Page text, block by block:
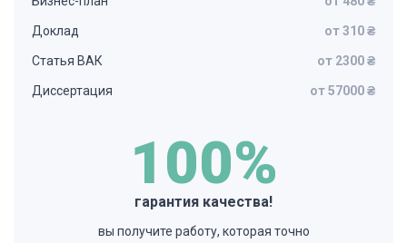
Доклад от 310 ₴
Статья ВАК от 2300 ₴
Диссертация от 57000 ₴
100%
гарантия качества!
вы получите работу, которая точно